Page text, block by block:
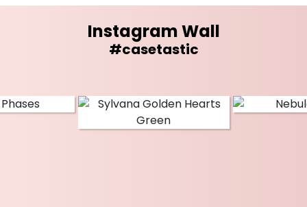
Instagram Wall
#casetastic